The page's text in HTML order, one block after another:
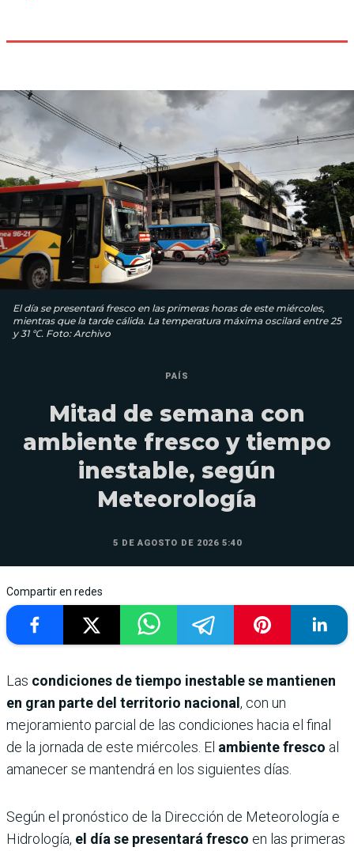
El día se presentará fresco en las primeras horas de este miércoles,
mientras que la tarde cálida. La temperatura máxima oscilará entre 25
y 31 ℃. Foto: Archivo
PAÍS
Mitad de semana con
ambiente fresco y tiempo
inestable, según
Meteorología
5 DE AGOSTO DE 2026 5:40
Compartir en redes
Las condiciones de tiempo inestable se mantienen
en gran parte del territorio nacional, con un
mejoramiento parcial de las condiciones hacia el final
de la jornada de este miércoles. El ambiente fresco al
amanecer se mantendrá en los siguientes días.
Según el pronóstico de la Dirección de Meteorología e
Hidrología, el día se presentará fresco en las primeras